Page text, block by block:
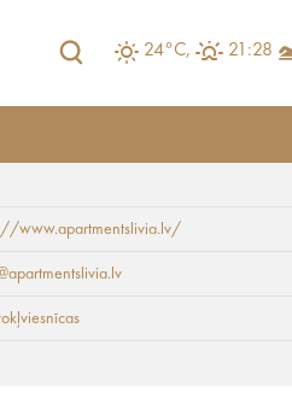
24°C, 21:28
www.apartmentslivia.lv/